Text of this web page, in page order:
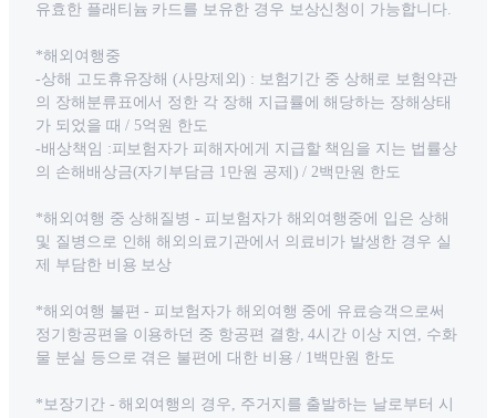
유효한 플래티늄 카드를 보유한 경우 보상신청이 가능합니다.
*해외여행중
-상해 고도휴유장해 (사망제외) : 보험기간 중 상해로 보험약관
의 장해분류표에서 정한 각 장해 지급률에 해당하는 장해상태
가 되었을 때 / 5억원 한도
-배상책임 :피보험자가 피해자에게 지급할 책임을 지는 법률상
의 손해배상금(자기부담금 1만원 공제) / 2백만원 한도
*해외여행 중 상해질병 - 피보험자가 해외여행중에 입은 상해
및 질병으로 인해 해외의료기관에서 의료비가 발생한 경우 실
제 부담한 비용 보상
*해외여행 불편 - 피보험자가 해외여행 중에 유료승객으로써
정기항공편을 이용하던 중 항공편 결항, 4시간 이상 지연, 수화
물 분실 등으로 겪은 불편에 대한 비용 / 1백만원 한도
*보장기간 - 해외여행의 경우, 주거지를 출발하는 날로부터 시